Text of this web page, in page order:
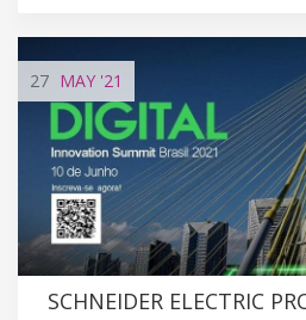
27 MAY '21
SCHNEIDER ELECTRIC